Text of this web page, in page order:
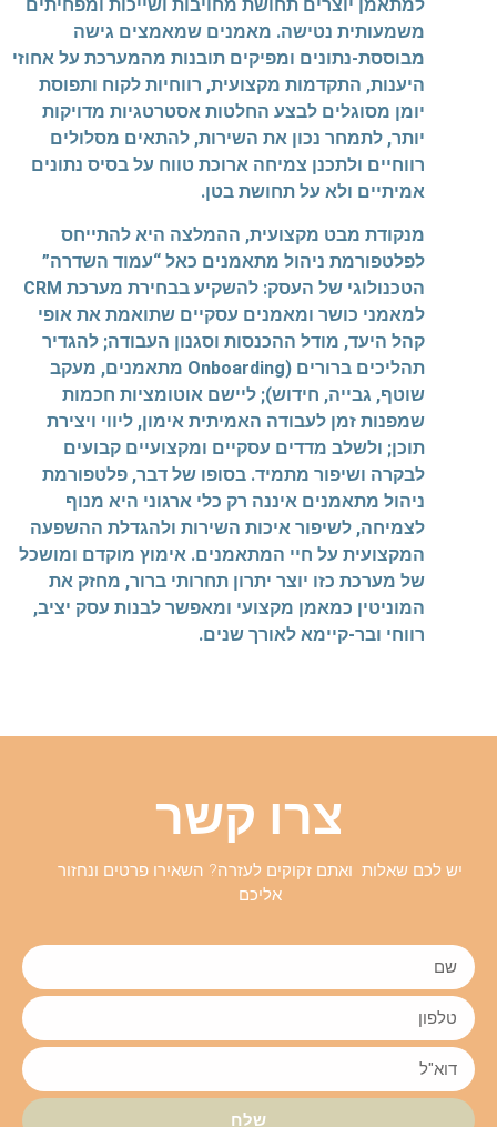
למתאמן יוצרים תחושת מחויבות ושייכות ומפחיתים
משמעותית נטישה. מאמנים שמאמצים גישה
מבוססת-נתונים ומפיקים תובנות מהמערכת על אחוזי
היענות, התקדמות מקצועית, רווחיות לקוח ותפוסת
יומן מסוגלים לבצע החלטות אסטרטגיות מדויקות
יותר, לתמחר נכון את השירות, להתאים מסלולים
רווחיים ולתכנן צמיחה ארוכת טווח על בסיס נתונים
אמיתיים ולא על תחושת בטן.
מנקודת מבט מקצועית, ההמלצה היא להתייחס
לפלטפורמת ניהול מתאמנים כאל “עמוד השדרה”
הטכנולוגי של העסק: להשקיע בבחירת מערכת CRM
למאמני כושר ומאמנים עסקיים שתואמת את אופי
קהל היעד, מודל ההכנסות וסגנון העבודה; להגדיר
תהליכים ברורים (Onboarding מתאמנים, מעקב
שוטף, גבייה, חידוש); ליישם אוטומציות חכמות
שמפנות זמן לעבודה האמיתית אימון, ליווי ויצירת
תוכן; ולשלב מדדים עסקיים ומקצועיים קבועים
לבקרה ושיפור מתמיד. בסופו של דבר, פלטפורמת
ניהול מתאמנים איננה רק כלי ארגוני היא מנוף
לצמיחה, לשיפור איכות השירות ולהגדלת ההשפעה
המקצועית על חיי המתאמנים. אימוץ מוקדם ומושכל
של מערכת כזו יוצר יתרון תחרותי ברור, מחזק את
המוניטין כמאמן מקצועי ומאפשר לבנות עסק יציב,
רווחי ובר-קיימא לאורך שנים.
צרו קשר
יש לכם שאלות ואתם זקוקים לעזרה? השאירו פרטים ונחזור
אליכם
שלח